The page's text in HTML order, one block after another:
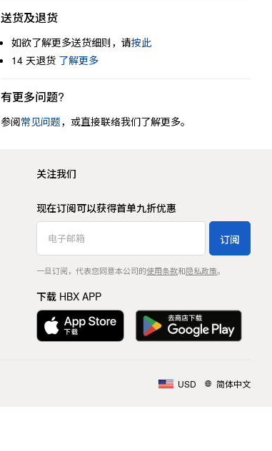
送货及退货
如欲了解更多送货细则，请按此
14 天退货 了解更多
有更多问题?
参阅常见问题，或直接联络我们了解更多。
关注我们
现在订阅可以获得首单九折优惠
订阅
一旦订阅，代表您同意本公司的使用条款和隐私政策。
下载 HBX APP
USD 简体中文